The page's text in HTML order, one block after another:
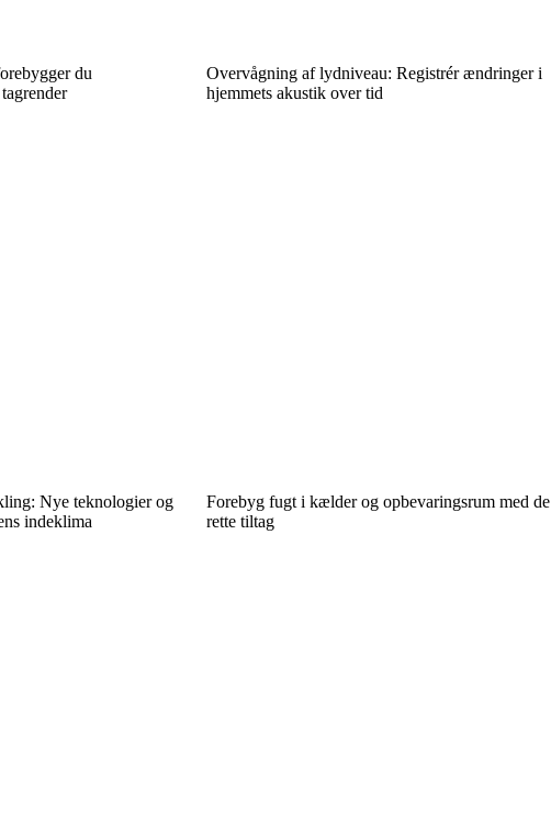
du
Overvågning af lydniveau: Registrér ændringer i
hjemmets akustik over tid
Nye teknologier og
indeklima
Forebyg fugt i kælder og opbevaringsrum med de
rette tiltag